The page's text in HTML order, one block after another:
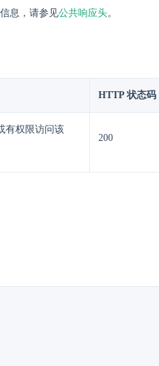
息，请参见公共响应头。
HTTP 状态码
有权限访问该
200